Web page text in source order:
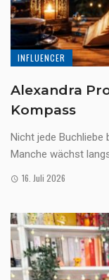
INFLUENCER
Alexandra
Kompass
Nicht jede Buchliebe
Manche wächst
16. Juli 2026